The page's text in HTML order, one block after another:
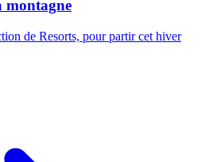
montagne
de Resorts, pour partir cet hiver